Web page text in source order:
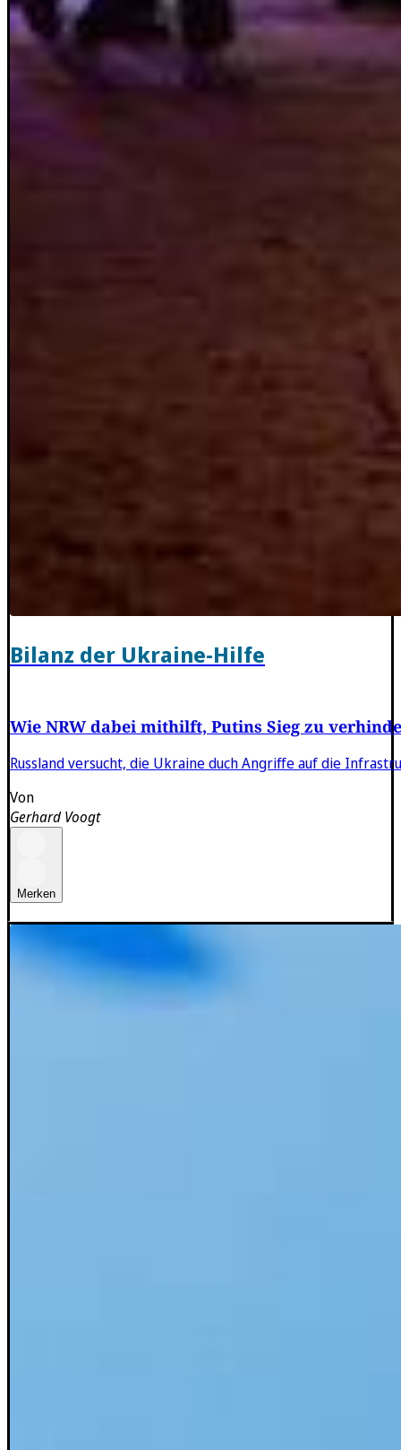
Bilanz der Ukraine-Hilfe
Wie NRW dabei mithilft, Putins Sieg zu
Russland versucht, die Ukraine duch Angriffe auf die
Von
Gerhard Voogt
Merken